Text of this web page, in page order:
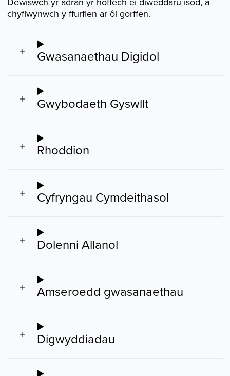
chyflwynwch y ffurflen ar ôl gorffen.
Gwasanaethau Digidol
Gwybodaeth Gyswllt
Rhoddion
Cyfryngau Cymdeithasol
Dolenni Allanol
Amseroedd gwasanaethau
Digwyddiadau